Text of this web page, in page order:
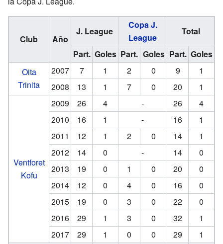
Club Año
J. League
Copa J.
League
Total
Part. Goles Part. Goles Part. Goles
Oita
Trinita
2007 7 1 2 0 9
1
2008
13 1 7 0 20 1
Ventforet
Kofu
2009 26 4 - 26
4
2010
16 1 - 16
1
2011
12 1 2 0 14
1
2012
14 0 - 14
0
2013
19 0 1 0 20
0
2014
12 0 4 0 16
0
2015
19 0 3 0 22
0
2016
29 1 3 0 32
1
2017
29 1 0 0 29
1